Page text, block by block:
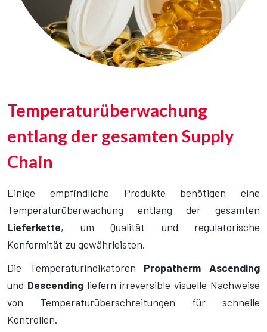
Temperaturüberwachung
entlang der gesamten Supply
Chain
Einige empfindliche Produkte benötigen eine
Temperaturüberwachung entlang der gesamten
Lieferkette, um Qualität und regulatorische
Konformität zu gewährleisten.
Die Temperaturindikatoren Propatherm Ascending
und Descendingliefern irreversible visuelle Nachweise
von Temperaturüberschreitungen für schnelle
Kontrollen.